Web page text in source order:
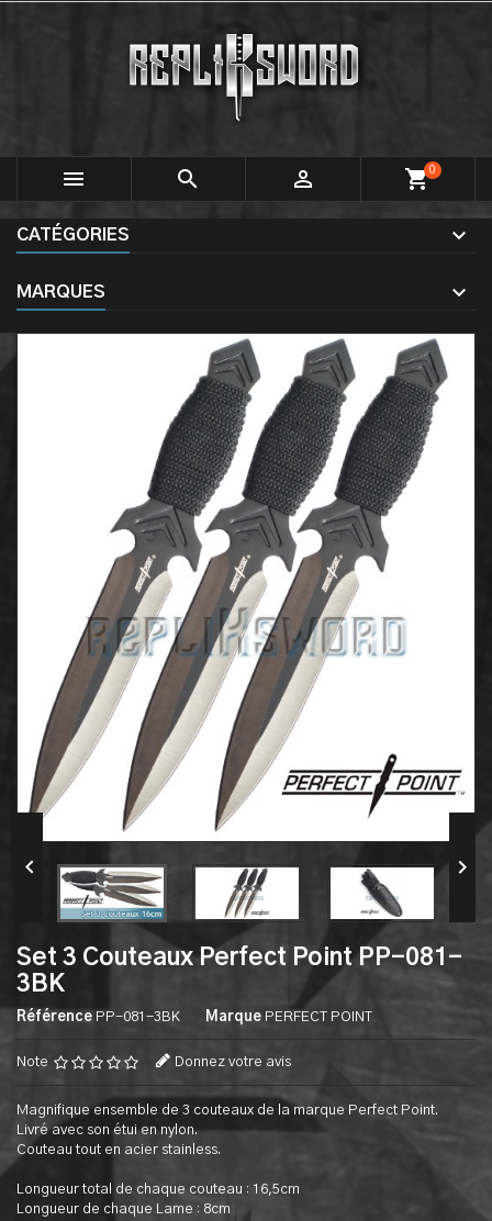
   shopping_cart0
CATÉGORIES
MARQUES
 
Set 3 Couteaux Perfect Point PP-081-
3BK
Référence PP-081-3BK Marque PERFECT POINT
Note Donnez votre avis
Magnifique ensemble de 3 couteaux de la marque Perfect Point.
Livré avec son étui en nylon.
Couteau tout en acier stainless.
Longueur total de chaque couteau : 16,5cm
Longueur de chaque Lame : 8cm